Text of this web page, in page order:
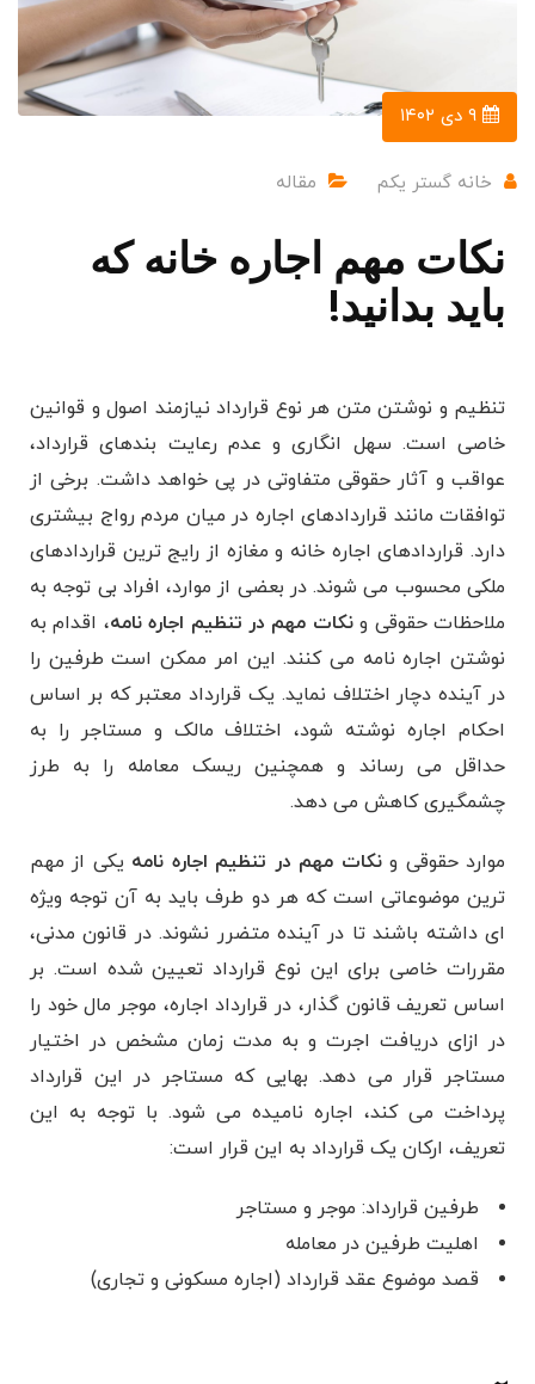
خانه گستر یکم مقاله
نکات مهم اجاره خانه که
باید بدانید!
تنظیم و نوشتن متن هر نوع قرارداد نیازمند اصول و قوانین
خاصی است. سهل انگاری و عدم رعایت بندهای قرارداد،
عواقب و آثار حقوقی متفاوتی در پی خواهد داشت. برخی از
توافقات مانند قراردادهای اجاره در میان مردم رواج بیشتری
دارد. قراردادهای اجاره خانه و مغازه از رایج ترین قراردادهای
ملکی محسوب می شوند. در بعضی از موارد، افراد بی توجه به
ملاحظات حقوقی ونکات مهم در تنظیم اجاره نامه، اقدام به
نوشتن اجاره نامه می کنند. این امر ممکن است طرفین را
در آینده دچار اختلاف نماید. یک قرارداد معتبر که بر اساس
احکام اجاره نوشته شود، اختلاف مالک و مستاجر را به
حداقل می رساند و همچنین ریسک معامله را به طرز
چشمگیری کاهش می دهد.
موارد حقوقی ونکات مهم در تنظیم اجاره نامه یکی از مهم
ترین موضوعاتی است که هر دو طرف باید به آن توجه ویژه
ای داشته باشند تا در آینده متضرر نشوند. در قانون مدنی،
مقررات خاصی برای این نوع قرارداد تعیین شده است. بر
اساس تعریف قانون گذار، در قرارداد اجاره، موجر مال خود را
در ازای دریافت اجرت و به مدت زمان مشخص در اختیار
مستاجر قرار می دهد. بهایی که مستاجر در این قرارداد
پرداخت می کند، اجاره نامیده می شود. با توجه به این
تعریف، ارکان یک قرارداد به این قرار است:
طرفین قرارداد: موجر و مستاجر
اهلیت طرفین در معامله
قصد موضوع عقد قرارداد (اجاره مسکونی و تجاری)